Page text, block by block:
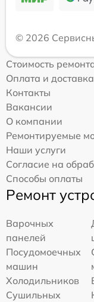
© 2026
Стоимость
Оплата и доставка
Контакты
Вакансии
О компании
Ремонтируемые
Наши услуги
Согласие на
Способы оплаты
Ремонт
Варочных
панелей
Посудомоечных
машин
Холодильников
Сушильных